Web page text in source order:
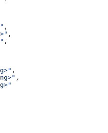
,
,
,
,
,